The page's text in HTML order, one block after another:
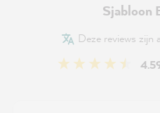
Sjabloon
Deze reviews